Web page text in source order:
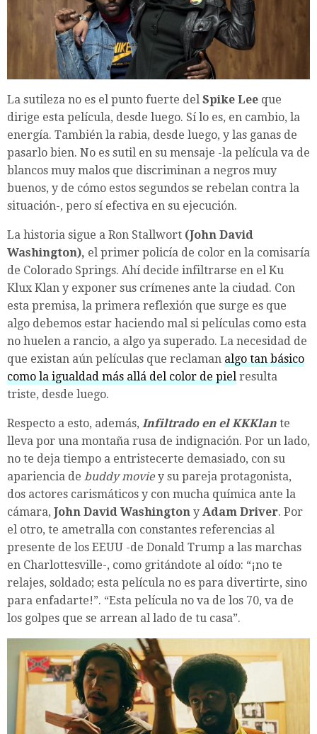
La sutileza no es el punto fuerte del Spike Lee que
dirige esta película, desde luego. Sí lo es, en cambio, la
energía. También la rabia, desde luego, y las ganas de
pasarlo bien. No es sutil en su mensaje -la película va de
blancos muy malos que discriminan a negros muy
buenos, y de cómo estos segundos se rebelan contra la
situación-, pero sí efectiva en su ejecución.
La historia sigue a Ron Stallwort (John David
Washington), el primer policía de color en la comisaría
de Colorado Springs. Ahí decide infiltrarse en el Ku
Klux Klan y exponer sus crímenes ante la ciudad. Con
esta premisa, la primera reflexión que surge es que
algo debemos estar haciendo mal si películas como esta
no huelen a rancio, a algo ya superado. La necesidad de
que existan aún películas que reclaman algo tan básico
como la igualdad más allá del color de piel resulta
triste, desde luego.
Respecto a esto, además, Infiltrado en el KKKlan te
lleva por una montaña rusa de indignación. Por un lado,
no te deja tiempo a entristecerte demasiado, con su
apariencia de buddy moviey su pareja protagonista,
dos actores carismáticos y con mucha química ante la
cámara, John David Washington y Adam Driver. Por
el otro, te ametralla con constantes referencias al
presente de los EEUU -de Donald Trump a las marchas
en Charlottesville-, como gritándote al oído: “¡no te
relajes, soldado; esta película no es para divertirte, sino
para enfadarte!”. “Esta película no va de los 70, va de
los golpes que se arrean al lado de tu casa”.